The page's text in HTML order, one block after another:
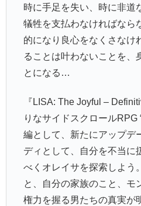
時に手足を失い、時に非道
犠牲を支払わなければなら
的になり良心をなくさなけ
ることは叶わないことを、
とになる…
『LISA: The Joyful –
りなサイドスクロールRPG
編として、新たにアップデ
ディとして、自分を不当に
べくオレイサを探索しよう
と、自分の家族のこと、モ
権力を握る男たちの真実が